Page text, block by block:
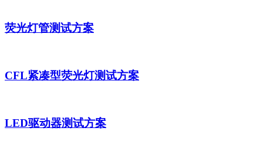
荧光灯管测试方案
CFL紧凑型荧光灯测试方案
LED驱动器测试方案